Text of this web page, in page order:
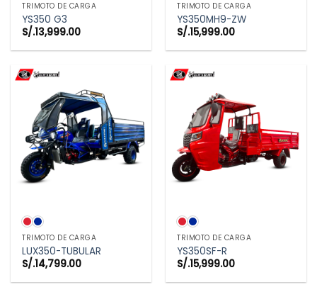
TRIMOTO DE CARGA
YS350 G3
S/.13,999.00
TRIMOTO DE CARGA
YS350MH9-ZW
S/.15,999.00
TRIMOTO DE CARGA
LUX350-TUBULAR
S/.14,799.00
TRIMOTO DE CARGA
YS350SF-R
S/.15,999.00